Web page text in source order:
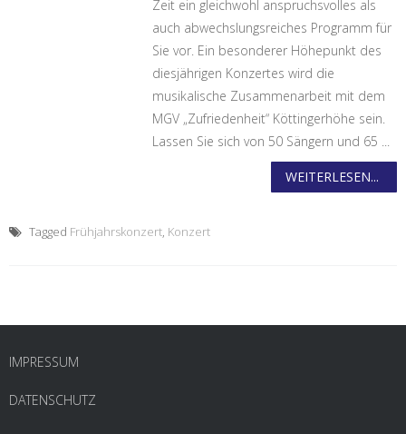
Zeit ein gleichwohl anspruchsvolles als
auch abwechslungsreiches Programm für
Sie vor. Ein besonderer Höhepunkt des
diesjährigen Konzertes wird die
musikalische Zusammenarbeit mit dem
MGV „Zufriedenheit“ Köttingerhöhe sein.
Lassen Sie sich von 50 Sängern und 65 ...
WEITERLESEN...
Tagged Frühjahrskonzert, Konzert
IMPRESSUM
DATENSCHUTZ